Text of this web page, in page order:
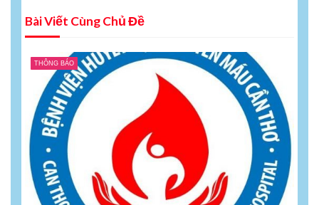
Bài Viết Cùng Chủ Đề
THÔNG BÁO